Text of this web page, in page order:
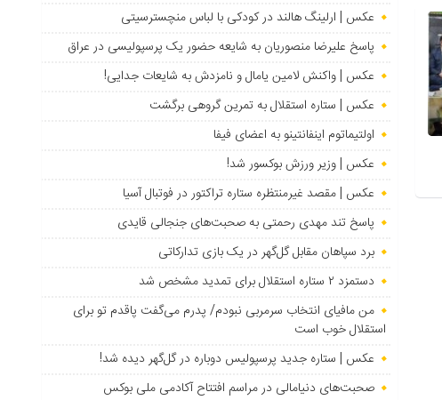
عکس | ارلینگ هالند در کودکی با لباس منچسترسیتی
پاسخ علیرضا منصوریان به شایعه حضور یک پرسپولیسی در عراق
عکس | واکنش لامین یامال و نامزدش به شایعات جدایی!
عکس | ستاره استقلال به تمرین گروهی برگشت
اولتیماتوم اینفانتینو به اعضای فیفا
عکس | وزیر ورزش بوکسور شد!
عکس | مقصد غیرمنتظره ستاره تراکتور در فوتبال آسیا
پاسخ تند مهدی رحمتی به صحبت‌های جنجالی قایدی
برد سپاهان مقابل گل‌گهر در یک بازی تدارکاتی
دستمزد ۲ ستاره استقلال برای تمدید مشخص شد
من مافیای انتخاب سرمربی نبودم/ پدرم می‌گفت پاقدم تو برای
استقلال خوب است
عکس | ستاره جدید پرسپولیس دوباره در گل‌گهر دیده شد!
صحبت‌های دنیامالی در مراسم افتتاح آکادمی ملی بوکس